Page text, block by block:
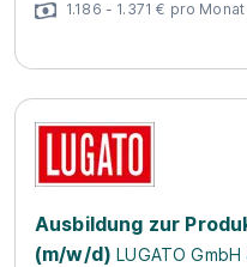
1.186 - 1.371 € pro Monat
Ausbildung zur
(m/w/d) LUGATO GmbH